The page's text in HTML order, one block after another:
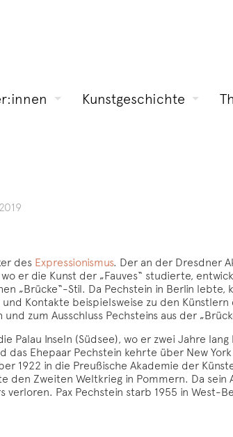
Kunstgeschichte
des Expressionismus. Der an der Dresdner
er die Kunst der „Fauves“ studierte,
„Brücke“-Stil. Da Pechstein in Berlin
Kontakte beispielsweise zu den
zum Ausschluss Pechsteins aus der
Palau Inseln (Südsee), wo er zwei Jahre
Ehepaar Pechstein kehrte über New
1922 in die Preußische Akademie der
Zweiten Weltkrieg in Pommern. Da sein
Pax Pechstein starb 1955 in West-